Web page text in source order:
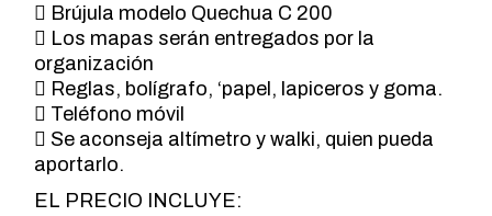
 Brújula modelo Quechua C 200
 Los mapas serán entregados por la
organización
 Reglas, bolígrafo, ‘papel, lapiceros y goma.
 Teléfono móvil
 Se aconseja altímetro y walki, quien pueda
aportarlo.
EL PRECIO INCLUYE: